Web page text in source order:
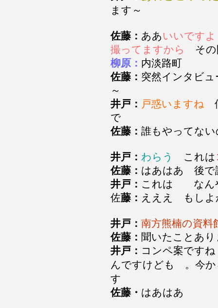
ます～
佐藤： ああいいですよ
撮ってますから
そ
柳原： 内淡路町
佐藤： 突然インタビ
～
井戸： 戸惑いますね
で
佐藤： 誰もやってな
井戸： わらう これは
佐藤： はあはあ 後
井戸： これは なん
佐藤： えええ もし
井戸： 南方熊楠の資料
佐藤： 聞いたことあ
井戸： コンペ案です
んですけども 。今か
す
佐藤・ はあはあ